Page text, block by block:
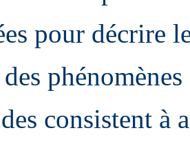
pour décrire
consistent à